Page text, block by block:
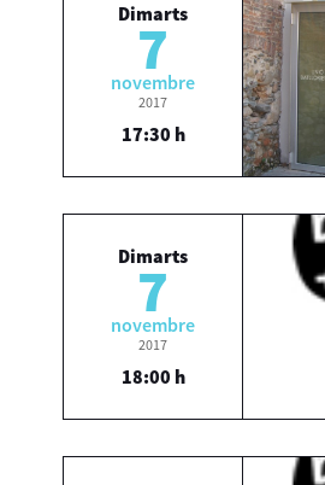
Dimarts
7
novembre
2017
17:30 h
Dimarts
7
novembre
2017
18:00 h